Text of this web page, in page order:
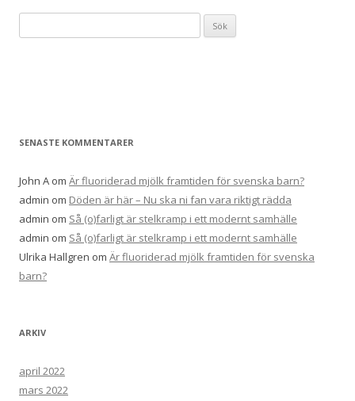
efter:
SENASTE KOMMENTARER
John A om Är fluoriderad mjölk framtiden för svenska barn?
admin om Döden är här – Nu ska ni fan vara riktigt rädda
admin om Så (o)farligt är stelkramp i ett modernt samhälle
admin om Så (o)farligt är stelkramp i ett modernt samhälle
Ulrika Hallgren om Är fluoriderad mjölk framtiden för svenska
barn?
ARKIV
april 2022
mars 2022